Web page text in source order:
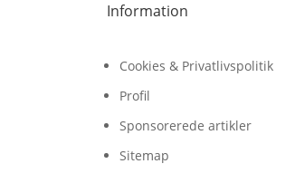
Information
Cookies & Privatlivspolitik
Profil
Sponsorerede artikler
Sitemap